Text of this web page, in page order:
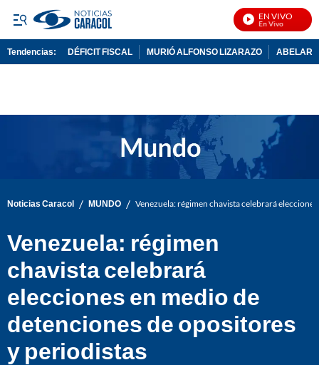
EN VIVO
Tendencias: DÉFICIT FISCAL MURIÓ ALFONSO LIZARAZO
Noticias Caracol / MUNDO / Venezuela: régimen chavista celebrará
Venezuela: régimen
chavista celebrará
elecciones en medio de
detenciones de opositores
y periodistas